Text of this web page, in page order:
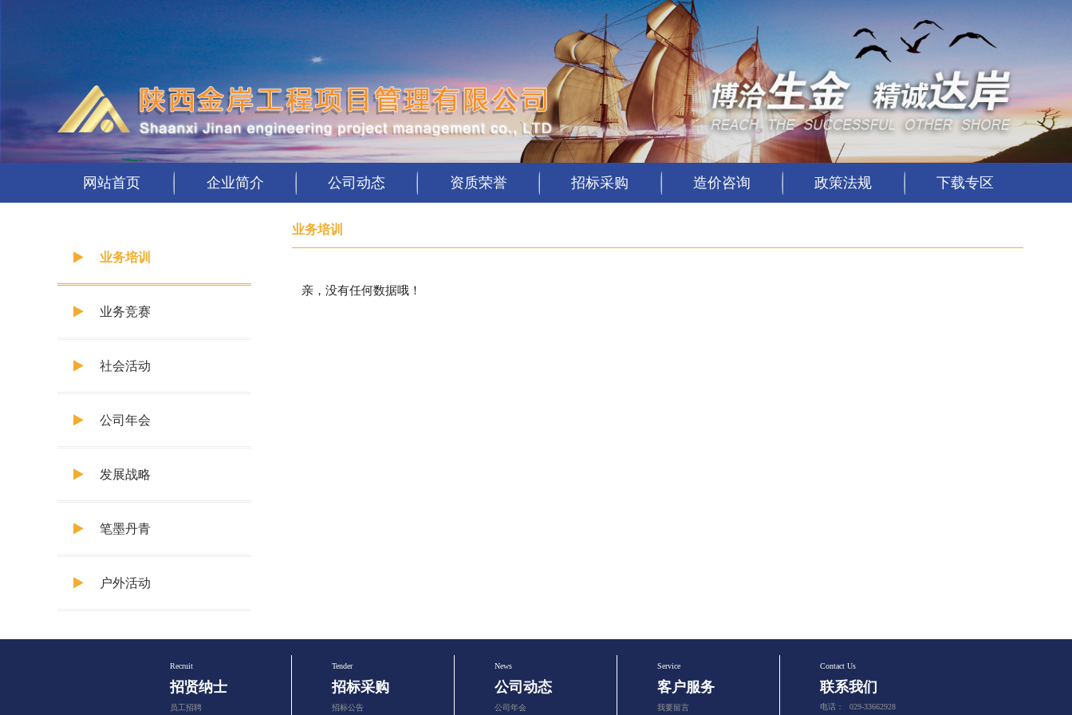
网站首页 企业简介 公司动态 资质荣誉 招标采购 造价咨询 政策法规 下载专区
业务培训
业务竞赛
社会活动
公司年会
发展战略
笔墨丹青
户外活动
业务培训
亲，没有任何数据哦！
Recruit
招贤纳士
员工招聘
Tender
招标采购
招标公告
News
公司动态
公司年会
Service
客户服务
我要留言
Contact Us
联系我们
电话： 029-33662928